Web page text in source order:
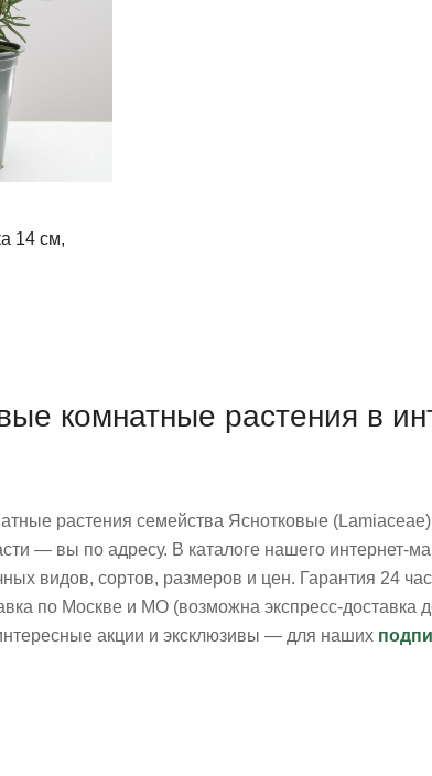
14 см,
комнатные растения в
растения семейства Яснотковые
— вы по адресу. В каталоге нашего интернет-
видов, сортов, размеров и цен. Гарантия 24
по Москве и МО (возможна экспресс-доставка
акции и эксклюзивы — для наших